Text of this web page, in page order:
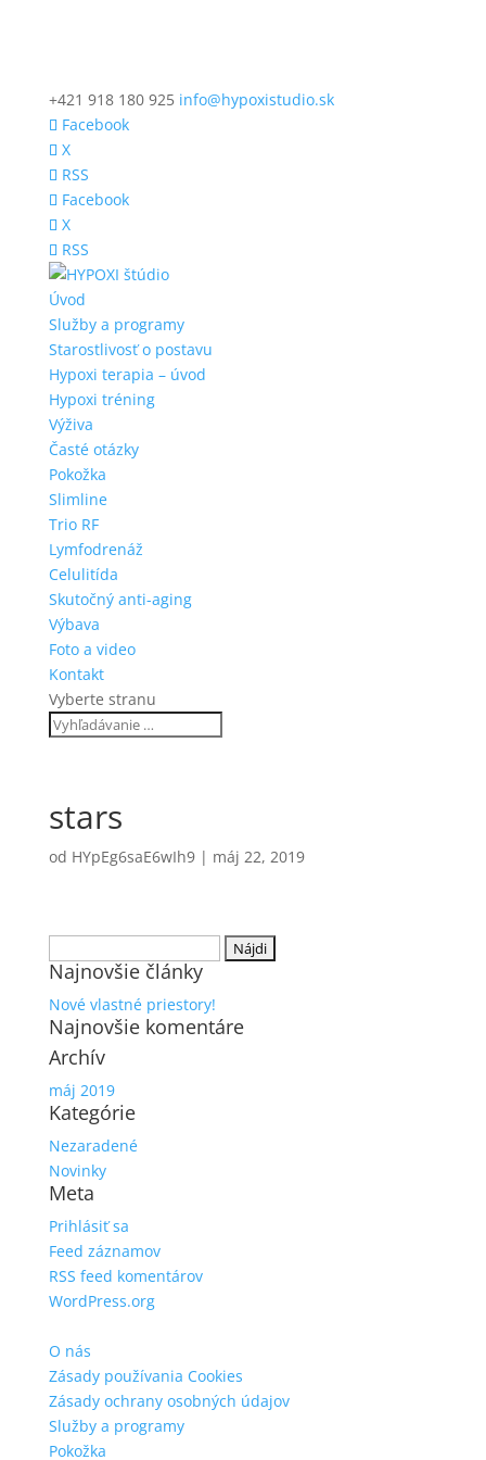
+421 918 180 925 info@hypoxistudio.sk
Facebook
X
RSS
Facebook
X
RSS
Úvod
Služby a programy
Starostlivosť o postavu
Hypoxi terapia – úvod
Hypoxi tréning
Výživa
Časté otázky
Pokožka
Slimline
Trio RF
Lymfodrenáž
Celulitída
Skutočný anti-aging
Výbava
Foto a video
Kontakt
Vyberte stranu
stars
od HYpEg6saE6wIh9| máj 22, 2019
Najnovšie články
Nové vlastné priestory!
Najnovšie komentáre
Archív
máj 2019
Kategórie
Nezaradené
Novinky
Meta
Prihlásiť sa
Feed záznamov
RSS feed komentárov
WordPress.org
O nás
Zásady používania Cookies
Zásady ochrany osobných údajov
Služby a programy
Pokožka